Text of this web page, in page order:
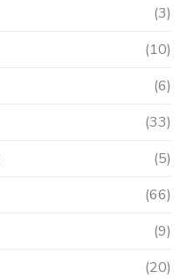
(3)
(10)
(6)
(33)
(5)
(66)
(9)
(20)